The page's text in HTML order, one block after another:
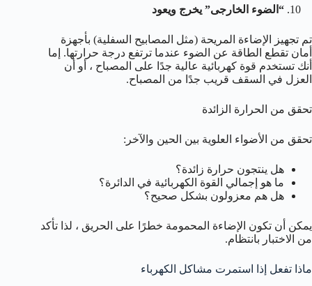
“الضوء الخارجى” يخرج ويعود
تم تجهيز الإضاءة المريحة (مثل المصابيح السفلية) بأجهزة
أمان تقطع الطاقة عن الضوء عندما ترتفع درجة حرارتها. إما
أنك تستخدم قوة كهربائية عالية جدًا على المصباح ، أو أن
العزل في السقف قريب جدًا من المصباح.
تحقق من الحرارة الزائدة
تحقق من الأضواء العلوية بين الحين والآخر:
هل ينتجون حرارة زائدة؟
ما هو إجمالي القوة الكهربائية في الدائرة؟
هل هم معزولون بشكل صحيح؟
يمكن أن تكون الإضاءة المحمومة خطرًا على الحريق ، لذا تأكد
من الاختبار بانتظام.
ماذا تفعل إذا استمرت مشاكل الكهرباء